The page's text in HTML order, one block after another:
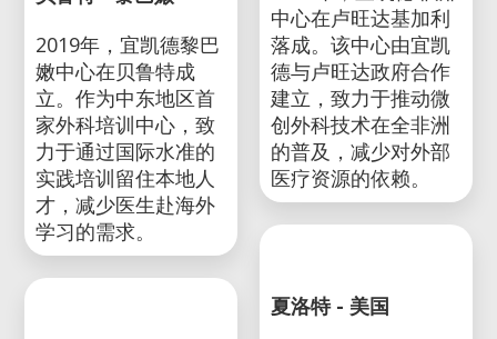
贝鲁特 - 黎巴嫩
2019年，宜凯德黎巴
嫩中心在贝鲁特成
立。作为中东地区首
家外科培训中心，致
力于通过国际水准的
实践培训留住本地人
基加利 - 卢旺达
2023年，宜凯德非洲
中心在卢旺达基加利
落成。该中心由宜凯
德与卢旺达政府合作
建立，致力于推动微
创外科技术在全非洲